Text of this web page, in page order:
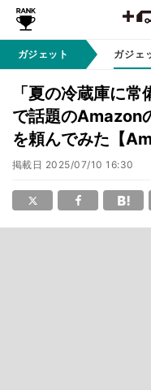
ガジェット ガジェ
「夏の冷蔵庫に
で話題のAmazon
を頼んでみた【
掲載日 2025/07/10 16:30